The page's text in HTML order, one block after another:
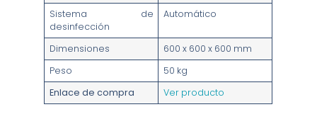
Sistema de
desinfección
Automático
Dimensiones
600 x 600 x 600 mm
Peso
50 kg
Enlace de compra
Ver producto